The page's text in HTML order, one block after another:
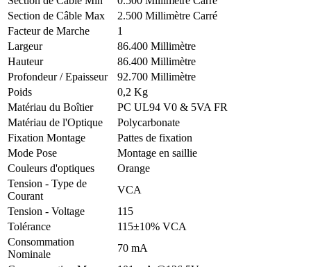
Section de Câble Max
2.500 Millimètre Carré
Facteur de Marche
1
Largeur
86.400 Millimètre
Hauteur
86.400 Millimètre
Profondeur / Epaisseur
92.700 Millimètre
Poids
0,2 Kg
Matériau du Boîtier
PC UL94 V0 & 5VA FR
Matériau de l'Optique
Polycarbonate
Fixation Montage
Pattes de fixation
Mode Pose
Montage en saillie
Couleurs d'optiques
Orange
Tension - Type de
Courant
VCA
Tension - Voltage
115
Tolérance
115±10% VCA
Consommation
Nominale
70 mA